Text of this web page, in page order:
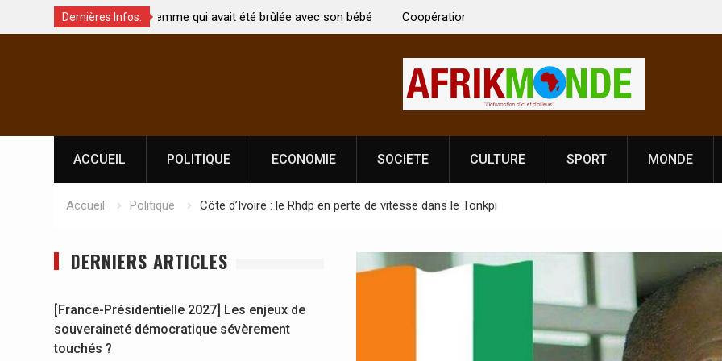
Dernières Infos:
brûlée avec son bébé
Coopération: Le ministre Indien Kirti Vardhan Singh à
Abidjan pour la célébration de la Fête de
Côte d’Ivoire, l’opérateur culturel Soldat
prononce
ACCUEIL POLITIQUE ECONOMIE SOCIETE CULTURE SPORT MONDE
Accueil Politique Côte d’Ivoire : le Rhdp en perte de vitesse dans le Tonkpi
DERNIERS ARTICLES
[France-Présidentielle 2027] Les enjeux de
souveraineté démocratique sévèrement
touchés ?